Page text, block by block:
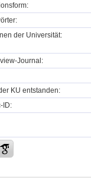
der Universität:
Journal:
KU entstanden:
ID: